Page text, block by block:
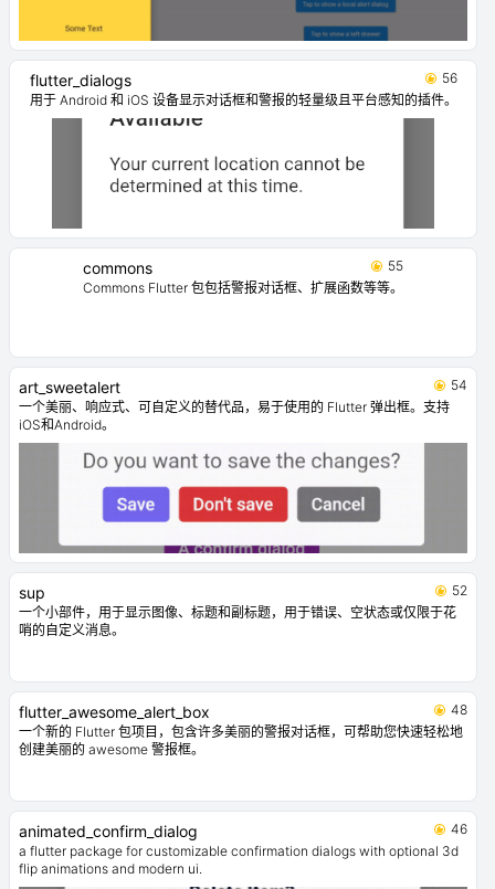
flutter_dialogs
56
用于 Android 和 iOS 设备显示对话框和警报的轻量级且平台感知的插件。
commons
55
Commons Flutter 包包括警报对话框、扩展函数等等。
art_sweetalert
54
一个美丽、响应式、可自定义的替代品，易于使用的 Flutter 弹出框。支持
iOS和Android。
sup
52
一个小部件，用于显示图像、标题和副标题，用于错误、空状态或仅限于花
哨的自定义消息。
flutter_awesome_alert_box
48
一个新的 Flutter 包项目，包含许多美丽的警报对话框，可帮助您快速轻松地
创建美丽的 awesome 警报框。
animated_confirm_dialog
46
a flutter package for customizable confirmation dialogs with optional 3d
flip animations and modern ui.